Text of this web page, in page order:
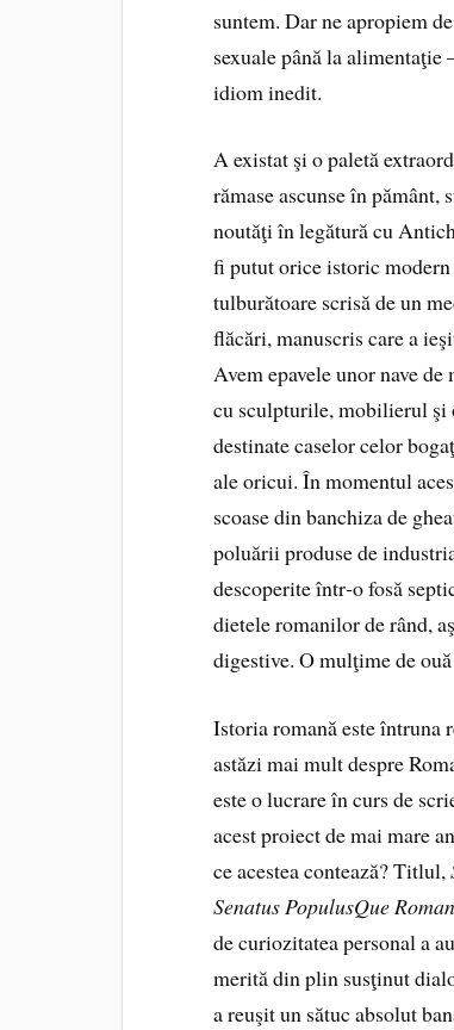
suntem. Dar ne apropiem
sexuale până la
idiom inedit.
A existat şi o paletă
rămase ascunse în
noutăţi în legătură cu
fi putut orice istoric modern
tulburătoare scrisă de un
flăcări, manuscris care a
Avem epavele unor nave
cu sculpturile, mobilierul şi
destinate caselor celor
ale oricui. În momentul
scoase din banchiza de
poluării produse de
descoperite într‑o fosă
dietele romanilor de rând,
digestive. O mulţime de
Istoria romană este întruna
astăzi mai mult despre
este o lucrare în curs de
acest proiect de mai mare
ce acestea contează? Titlul,
Senatus PopulusQue
de curio­zitatea personal a
merită din plin susţinut
a reuşit un sătuc absolut